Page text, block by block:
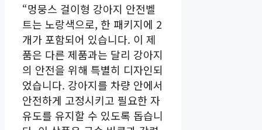
“멍뭉스 걸이형 강아지 안전벨
트는 노랑색으로, 한 패키지에 2
개가 포함되어 있습니다. 이 제
품은 다른 제품과는 달리 강아지
의 안전을 위해 특별히 디자인되
었습니다. 강아지를 차량 안에서
안전하게 고정시키고 필요한 자
유도를 유지할 수 있도록 돕습니